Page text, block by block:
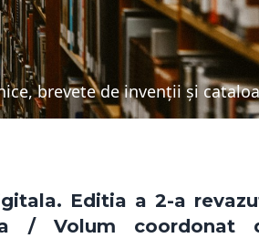
brevete de invenții și
Editia a 2-a
/ Volum coordonat